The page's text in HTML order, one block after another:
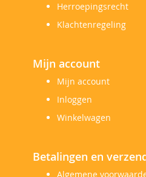
Herroepingsrecht
Klachtenregeling
Mijn account
Mijn account
Inloggen
Winkelwagen
Betalingen en
Algemene